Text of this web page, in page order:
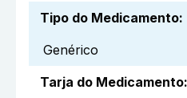
Tipo do Medicamento:
Genérico
Tarja do Medicamento: